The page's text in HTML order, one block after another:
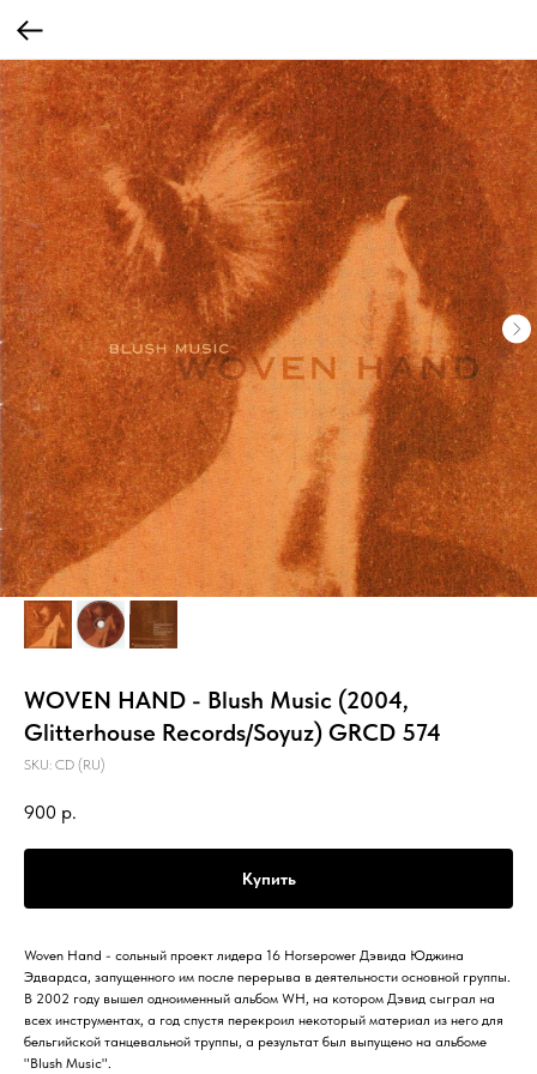
WOVEN HAND - Blush Music (2004,
Glitterhouse Records/Soyuz) GRCD 574
SKU: CD (RU)
900 р.
Купить
Woven Hand - сольный проект лидера 16 Horsepower Дэвида Юджина
Эдвардса, запущенного им после перерыва в деятельности основной группы.
В 2002 году вышел одноименный альбом WH, на котором Дэвид сыграл на
всех инструментах, а год спустя перекроил некоторый материал из него для
бельгийской танцевальной труппы, а результат был выпущено на альбоме
"Blush Music".